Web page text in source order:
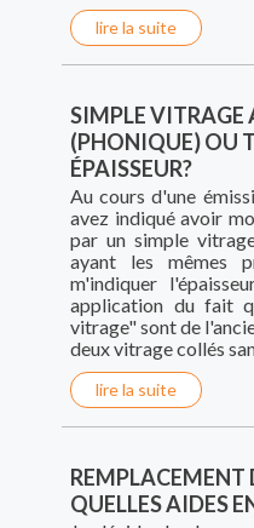
lire la suite
SIMPLE VITRAGE
(PHONIQUE) OU
ÉPAISSEUR?
Au cours d'une
avez indiqué avoir
par un simple
ayant les mêmes
m'indiquer
application du fait
vitrage" sont de
deux vitrage collés
lire la suite
REMPLACEMENT
QUELLES AIDES